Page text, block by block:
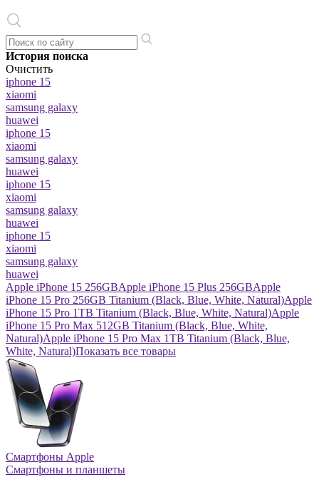
История поиска
Очистить
iphone 15
xiaomi
samsung galaxy
huawei
iphone 15
xiaomi
samsung galaxy
huawei
iphone 15
xiaomi
samsung galaxy
huawei
iphone 15
xiaomi
samsung galaxy
huawei
Apple iPhone 15 256GBApple iPhone 15 Plus 256GBApple
iPhone 15 Pro 256GB Titanium (Black, Blue, White, Natural)Apple
iPhone 15 Pro 1TB Titanium (Black, Blue, White, Natural)Apple
iPhone 15 Pro Max 512GB Titanium (Black, Blue, White,
Natural)Apple iPhone 15 Pro Max 1TB Titanium (Black, Blue,
White, Natural)Показать все товары
Смартфоны Apple
Смартфоны и планшеты